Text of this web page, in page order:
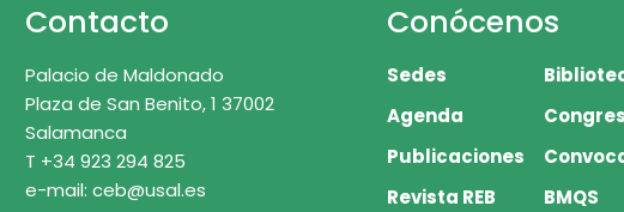
Contacto
Palacio de Maldonado
Plaza de San Benito, 1 37002
Salamanca
T +34 923 294 825
e-mail: ceb@usal.es
Conócenos
Sedes
Agenda
Publicaciones
Revista REB
BMQS